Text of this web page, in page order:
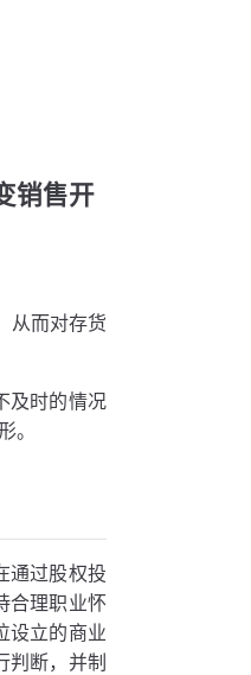
销售开
从而对存货
及时的情况
。
通过股权投
合理职业怀
设立的商业
判断，并制